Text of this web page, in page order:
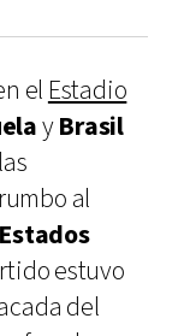
el Estadio
yBrasil
rumbo al
Estados
estuvo
del